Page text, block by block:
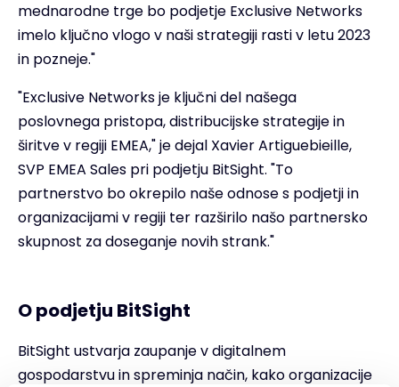
mednarodne trge bo podjetje Exclusive Networks
imelo ključno vlogo v naši strategiji rasti v letu 2023
in pozneje."
"Exclusive Networks je ključni del našega
poslovnega pristopa, distribucijske strategije in
širitve v regiji EMEA," je dejal Xavier Artiguebieille,
SVP EMEA Sales pri podjetju BitSight. "To
partnerstvo bo okrepilo naše odnose s podjetji in
organizacijami v regiji ter razširilo našo partnersko
skupnost za doseganje novih strank."
O podjetju BitSight
BitSight ustvarja zaupanje v digitalnem
gospodarstvu in spreminja način, kako organizacije